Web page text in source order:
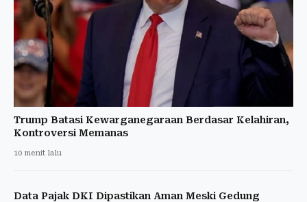
Trump Batasi Kewarganegaraan Berdasar Kelahiran,
Kontroversi Memanas
10 menit lalu
Data Pajak DKI Dipastikan Aman Meski Gedung